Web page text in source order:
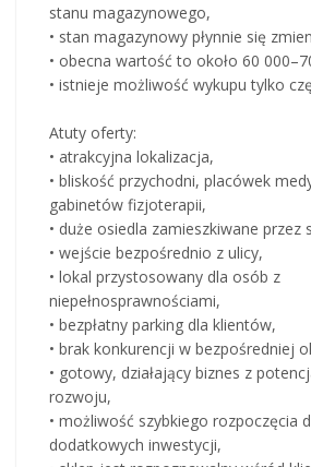
stanu magazynowego,
• stan magazynowy płynnie się
• obecna wartość to około 60
• istnieje możliwość wykupu tylko
Atuty oferty:
• atrakcyjna lokalizacja,
• bliskość przychodni, placówek
gabinetów fizjoterapii,
• duże osiedla zamieszkiwane przez
• wejście bezpośrednio z ulicy,
• lokal przystosowany dla osób z
niepełnosprawnościami,
• bezpłatny parking dla klientów,
• brak konkurencji w bezpośredniej
• gotowy, działający biznes z
rozwoju,
• możliwość szybkiego rozpoczęcia
dodatkowych inwestycji,